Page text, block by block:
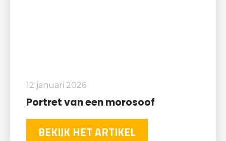
12 januari 2026
Portret van een morosoof
BEKIJK HET ARTIKEL